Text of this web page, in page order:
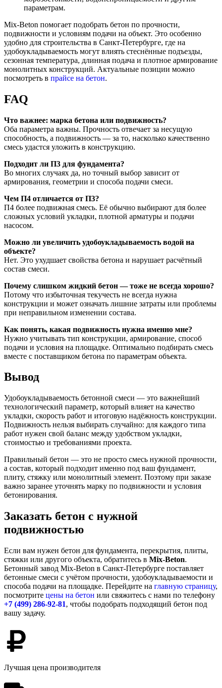
параметрам.
Mix-Beton помогает подобрать бетон по прочности,
подвижности и условиям подачи на объект. Это особенно
удобно для строительства в Санкт-Петербурге, где на
удобоукладываемость могут влиять стеснённые подъезды,
сезонная температура, длинная подача и плотное армирование
монолитных конструкций. Актуальные позиции можно
посмотреть в прайсе на бетон.
FAQ
Что важнее: марка бетона или подвижность?
Оба параметра важны. Прочность отвечает за несущую
способность, а подвижность — за то, насколько качественно
смесь удастся уложить в конструкцию.
Подходит ли П3 для фундамента?
Во многих случаях да, но точный выбор зависит от
армирования, геометрии и способа подачи смеси.
Чем П4 отличается от П3?
П4 более подвижная смесь. Её обычно выбирают для более
сложных условий укладки, плотной арматуры и подачи
насосом.
Можно ли увеличить удобоукладываемость водой на
объекте?
Нет. Это ухудшает свойства бетона и нарушает расчётный
состав смеси.
Почему слишком жидкий бетон — тоже не всегда хорошо?
Потому что избыточная текучесть не всегда нужна
конструкции и может означать лишние затраты или проблемы
при неправильном изменении состава.
Как понять, какая подвижность нужна именно мне?
Нужно учитывать тип конструкции, армирование, способ
подачи и условия на площадке. Оптимально подбирать смесь
вместе с поставщиком бетона по параметрам объекта.
Вывод
Удобоукладываемость бетонной смеси — это важнейший
технологический параметр, который влияет на качество
укладки, скорость работ и итоговую надёжность конструкции.
Подвижность нельзя выбирать случайно: для каждого типа
работ нужен свой баланс между удобством укладки,
стоимостью и требованиями проекта.
Правильный бетон — это не просто смесь нужной прочности,
а состав, который подходит именно под ваш фундамент,
плиту, стяжку или монолитный элемент. Поэтому при заказе
важно заранее уточнять марку по подвижности и условия
бетонирования.
Заказать бетон с нужной
подвижностью
Если вам нужен бетон для фундамента, перекрытия, плиты,
стяжки или другого объекта, обратитесь в Mix-Beton.
Бетонный завод Mix-Beton в Санкт-Петербурге поставляет
бетонные смеси с учётом прочности, удобоукладываемости и
способа подачи на площадке. Перейдите на главную страницу,
посмотрите цены на бетон или свяжитесь с нами по телефону
+7 (499) 286-92-81, чтобы подобрать подходящий бетон под
вашу задачу.
Лучшая цена производителя